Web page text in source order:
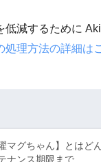
低減するために
処理方法の詳細は
濯マグちゃん】とはど
ナンス期限まで…